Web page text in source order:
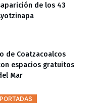
de los 43
de Coatzacoalcos
espacios gratuitos
Mar
PORTADAS